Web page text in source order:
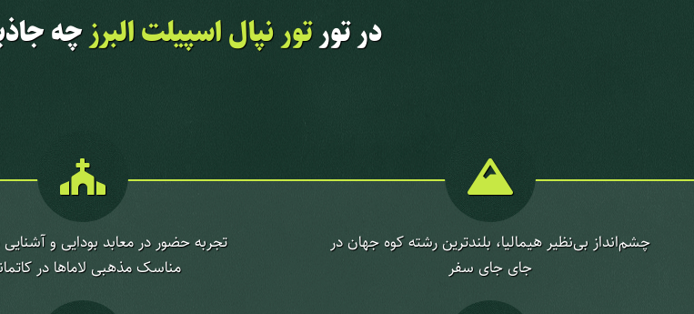
در تورتور نپال اسپیلت البرزچه
چشم‌انداز بی‌نظیر هیمالیا، بلندترین رشته کوه جهان در
جای جای سفر
تجربه حضور در معابد بودایی و آشنایی
مناسک مذهبی لاماها در